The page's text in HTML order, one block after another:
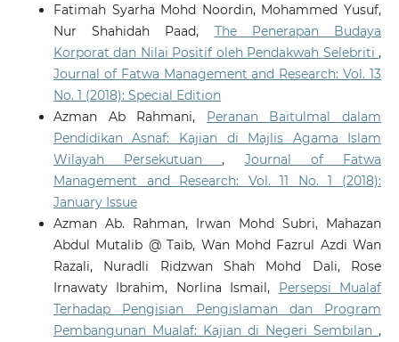
Fatimah Syarha Mohd Noordin, Mohammed Yusuf,
Nur Shahidah Paad, The Penerapan Budaya
Korporat dan Nilai Positif oleh Pendakwah Selebriti,
Journal of Fatwa Management and Research: Vol. 13
No. 1 (2018): Special Edition
Azman Ab Rahmani, Peranan Baitulmal dalam
Pendidikan Asnaf: Kajian di Majlis Agama Islam
Wilayah Persekutuan, Journal of Fatwa
Management and Research: Vol. 11 No. 1 (2018):
January Issue
Azman Ab. Rahman, Irwan Mohd Subri, Mahazan
Abdul Mutalib @ Taib, Wan Mohd Fazrul Azdi Wan
Razali, Nuradli Ridzwan Shah Mohd Dali, Rose
Irnawaty Ibrahim, Norlina Ismail, Persepsi Mualaf
Terhadap Pengisian Pengislaman dan Program
Pembangunan Mualaf: Kajian di Negeri Sembilan,